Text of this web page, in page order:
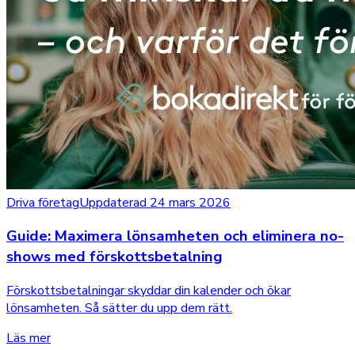
Driva företagUppdaterad 24 mars 2026
Guide: Maximera lönsamheten och eliminera no-
shows med förskottsbetalning
Förskottsbetalningar skyddar din kalender och ökar
lönsamheten. Så sätter du upp dem rätt.
Läs mer